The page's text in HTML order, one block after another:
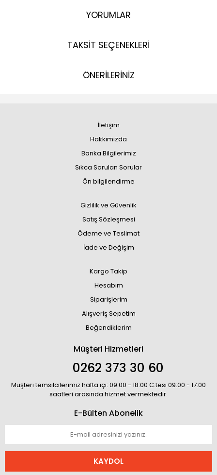
YORUMLAR
TAKSİT SEÇENEKLERİ
ÖNERİLERİNİZ
İletişim
Hakkımızda
Banka Bilgilerimiz
Sıkca Sorulan Sorular
Ön bilgilendirme
Gizlilik ve Güvenlik
Satış Sözleşmesi
Ödeme ve Teslimat
İade ve Değişim
Kargo Takip
Hesabım
Siparişlerim
Alışveriş Sepetim
Beğendiklerim
Müşteri Hizmetleri
0262 373 30 60
Müşteri temsilcilerimiz hafta içi: 09:00 - 18:00 C.tesi 09:00 - 17:00
saatleri arasında hizmet vermektedir.
E-Bülten Abonelik
KAYDOL